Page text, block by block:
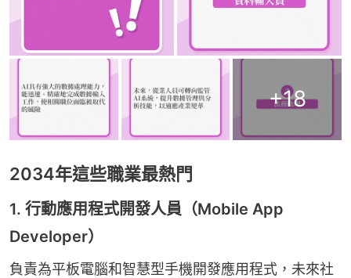
+18
2034年這些職業最熱門
1. 行動應用程式開發人員（Mobile App
Developer）
負責為平板電腦和智慧型手機開發應用程式，未來社